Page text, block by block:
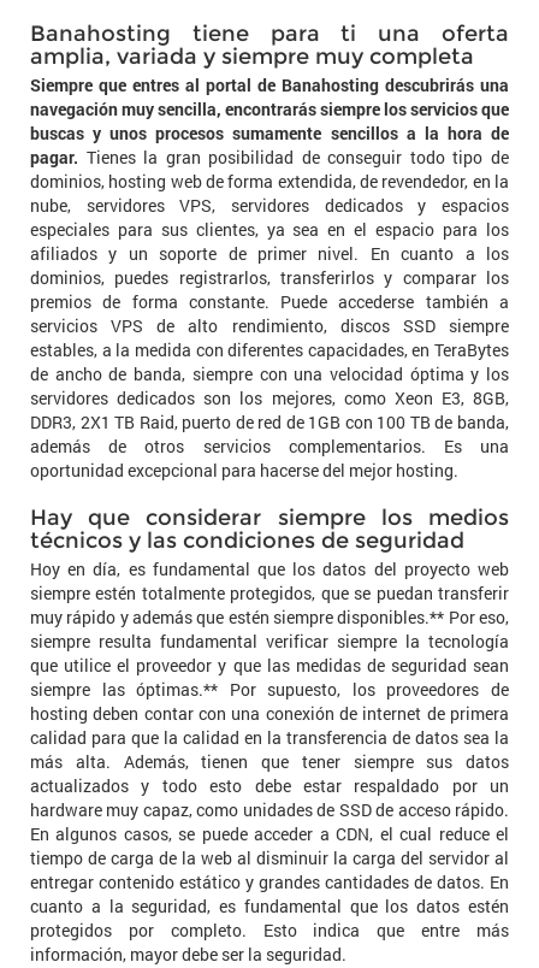
Banahosting tiene para ti una oferta
amplia, variada y siempre muy completa
Siempre que entres al portal de Banahosting descubrirás una
navegación muy sencilla, encontrarás siempre los servicios que
buscas y unos procesos sumamente sencillos a la hora de
pagar. Tienes la gran posibilidad de conseguir todo tipo de
dominios, hosting web de forma extendida, de revendedor, en la
nube, servidores VPS, servidores dedicados y espacios
especiales para sus clientes, ya sea en el espacio para los
afiliados y un soporte de primer nivel. En cuanto a los
dominios, puedes registrarlos, transferirlos y comparar los
premios de forma constante. Puede accederse también a
servicios VPS de alto rendimiento, discos SSD siempre
estables, a la medida con diferentes capacidades, en TeraBytes
de ancho de banda, siempre con una velocidad óptima y los
servidores dedicados son los mejores, como Xeon E3, 8GB,
DDR3, 2X1 TB Raid, puerto de red de 1GB con 100 TB de banda,
además de otros servicios complementarios. Es una
oportunidad excepcional para hacerse del mejor hosting.
Hay que considerar siempre los medios
técnicos y las condiciones de seguridad
Hoy en día, es fundamental que los datos del proyecto web
siempre estén totalmente protegidos, que se puedan transferir
muy rápido y además que estén siempre disponibles.** Por eso,
siempre resulta fundamental verificar siempre la tecnología
que utilice el proveedor y que las medidas de seguridad sean
siempre las óptimas.** Por supuesto, los proveedores de
hosting deben contar con una conexión de internet de primera
calidad para que la calidad en la transferencia de datos sea la
más alta. Además, tienen que tener siempre sus datos
actualizados y todo esto debe estar respaldado por un
hardware muy capaz, como unidades de SSD de acceso rápido.
En algunos casos, se puede acceder a CDN, el cual reduce el
tiempo de carga de la web al disminuir la carga del servidor al
entregar contenido estático y grandes cantidades de datos. En
cuanto a la seguridad, es fundamental que los datos estén
protegidos por completo. Esto indica que entre más
información, mayor debe ser la seguridad.